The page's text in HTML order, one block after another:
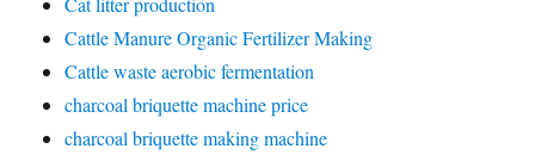
Cattle Manure Organic Fertilizer Making
Cattle waste aerobic fermentation
charcoal briquette machine price
charcoal briquette making machine